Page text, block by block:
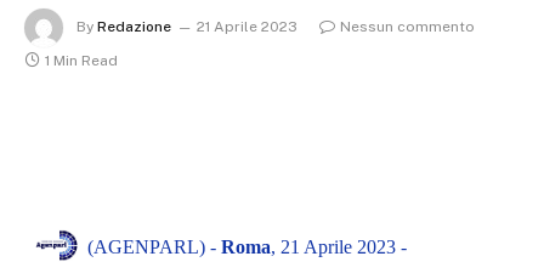
By Redazione 21 Aprile 2023
Nessun commento
1 Min Read
(AGENPARL) - Roma, 21 Aprile 2023 -